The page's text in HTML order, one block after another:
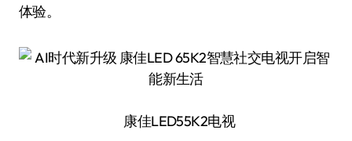
体验。
康佳LED55K2电视